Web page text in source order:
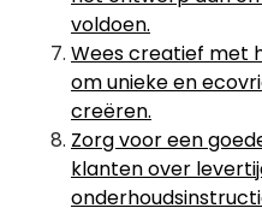
voldoen.
Wees creatief met
om unieke en
creëren.
Zorg voor een
klanten over